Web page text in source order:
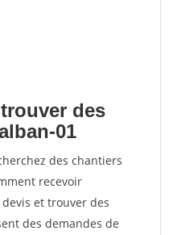
des
01
des chantiers
recevoir
et trouver des
des demandes de